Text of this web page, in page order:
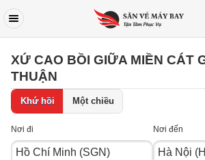
XỨ CAO BỒI GIỮA MIỀN CÁT
THUẬN
Khứ hồi Một chiều
Nơi đi Nơi đến